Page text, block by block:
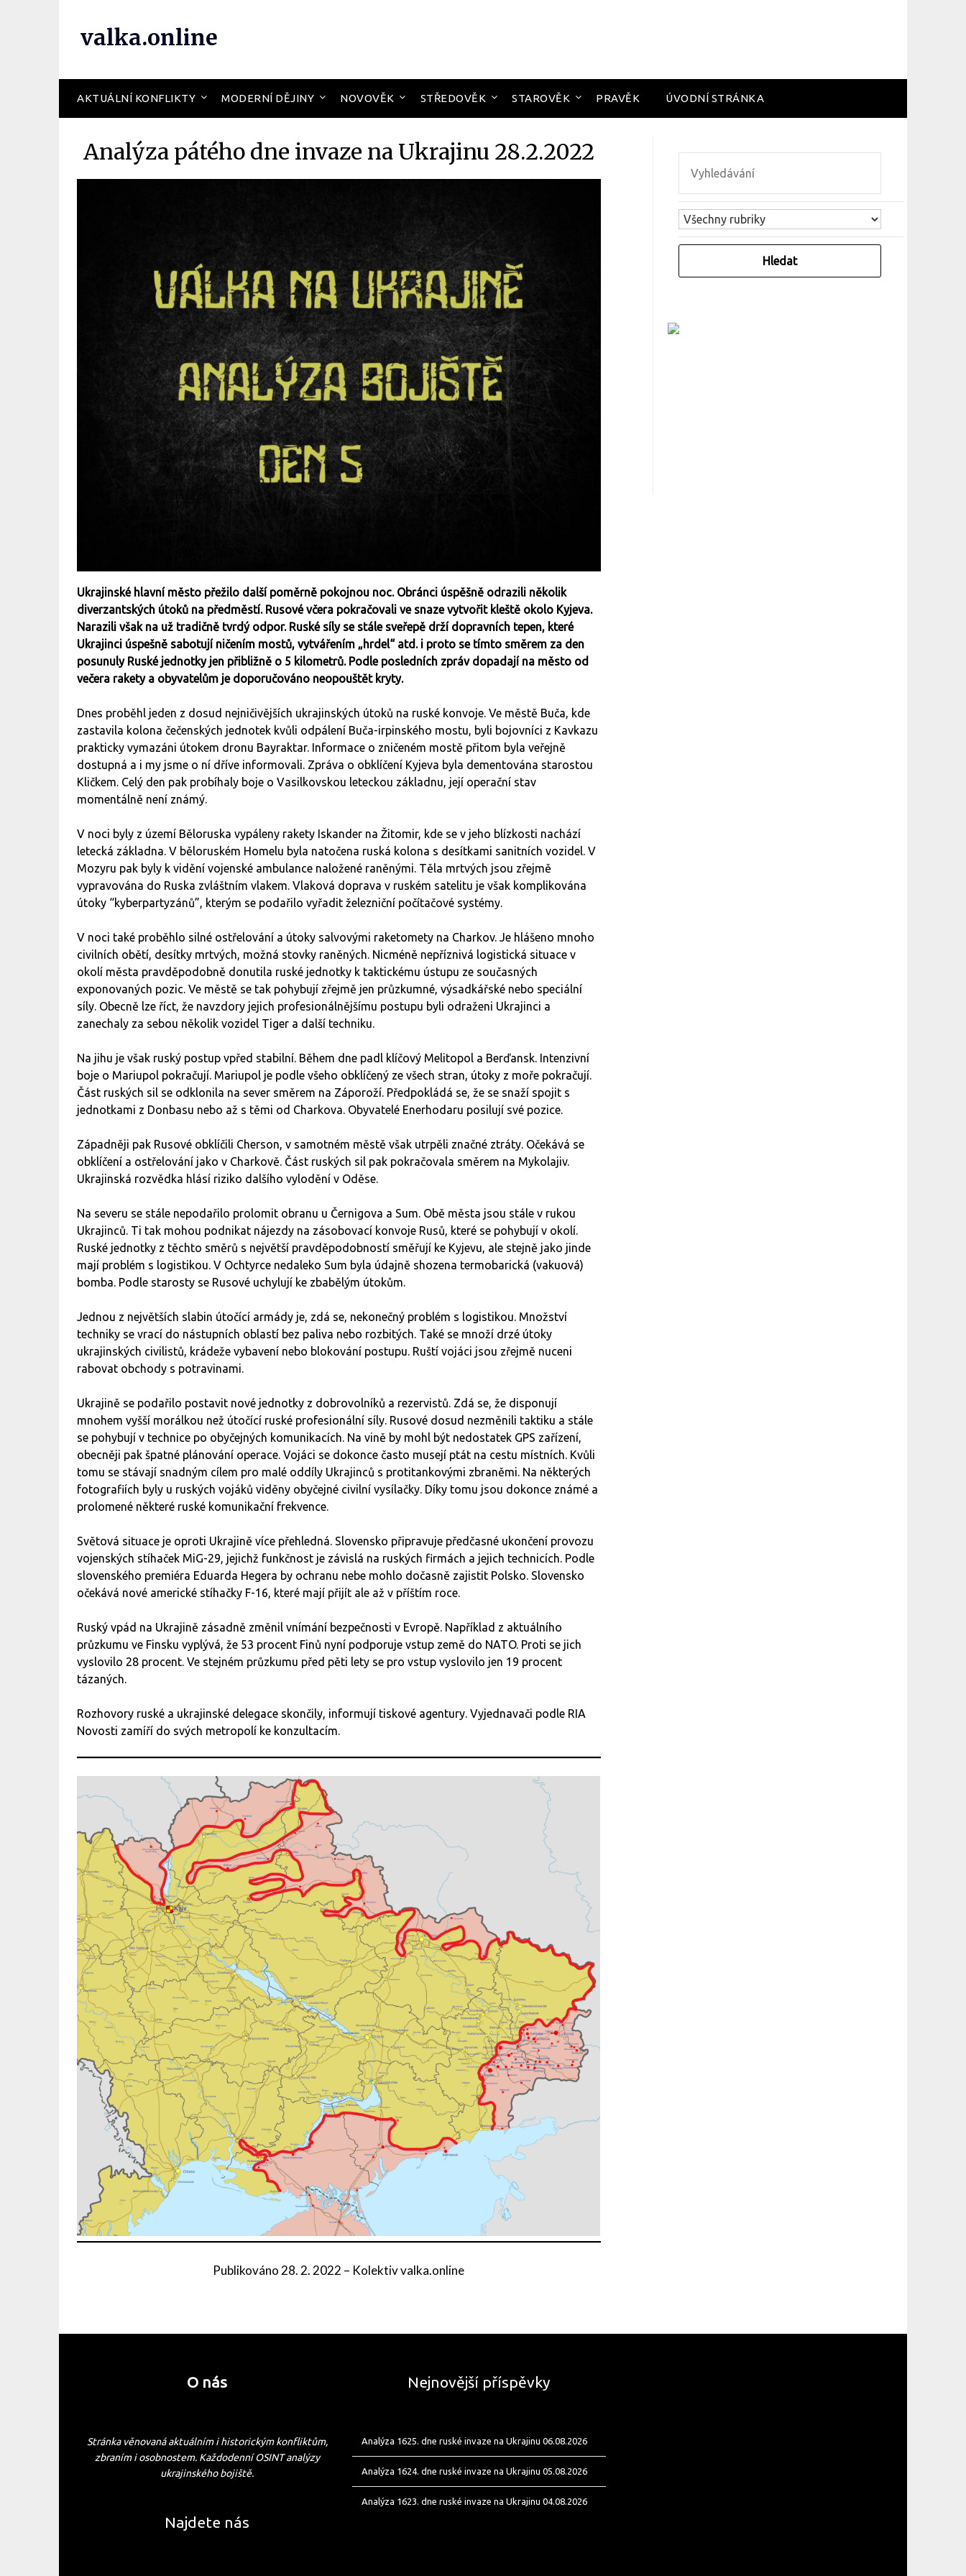
valka.online
AKTUÁLNÍ KONFLIKTY MODERNÍ DĚJINY NOVOVĚK STŘEDOVĚK STAROVĚK PRAVĚK ÚVODNÍ STRÁNKA
Analýza pátého dne invaze na Ukrajinu 28.2.2022
Ukrajinské hlavní město přežilo další poměrně pokojnou noc. Obránci úspěšně odrazili několik
diverzantských útoků na předměstí. Rusové včera pokračovali ve snaze vytvořit kleště okolo Kyjeva.
Narazili však na už tradičně tvrdý odpor. Ruské síly se stále sveřepě drží dopravních tepen, které
Ukrajinci úspešně sabotují ničením mostů, vytvářením „hrdel“ atd. i proto se tímto směrem za den
posunuly Ruské jednotky jen přibližně o 5 kilometrů. Podle posledních zpráv dopadají na město od
večera rakety a obyvatelům je doporučováno neopouštět kryty.
Dnes proběhl jeden z dosud nejničivějších ukrajinských útoků na ruské konvoje. Ve městě Buča, kde
zastavila kolona čečenských jednotek kvůli odpálení Buča-irpinského mostu, byli bojovníci z Kavkazu
prakticky vymazáni útokem dronu Bayraktar. Informace o zničeném mostě přitom byla veřejně
dostupná a i my jsme o ní dříve informovali. Zpráva o obklíčení Kyjeva byla dementována starostou
Kličkem. Celý den pak probíhaly boje o Vasilkovskou leteckou základnu, její operační stav
momentálně není známý.
V noci byly z území Běloruska vypáleny rakety Iskander na Žitomir, kde se v jeho blízkosti nachází
letecká základna. V běloruském Homelu byla natočena ruská kolona s desítkami sanitních vozidel. V
Mozyru pak byly k vidění vojenské ambulance naložené raněnými. Těla mrtvých jsou zřejmě
vypravována do Ruska zvláštním vlakem. Vlaková doprava v ruském satelitu je však komplikována
útoky “kyberpartyzánů”, kterým se podařilo vyřadit železniční počítačové systémy.
V noci také proběhlo silné ostřelování a útoky salvovými raketomety na Charkov. Je hlášeno mnoho
civilních obětí, desítky mrtvých, možná stovky raněných. Nicméně nepříznivá logistická situace v
okolí města pravděpodobně donutila ruské jednotky k taktickému ústupu ze současných
exponovaných pozic. Ve městě se tak pohybují zřejmě jen průzkumné, výsadkářské nebo speciální
síly. Obecně lze říct, že navzdory jejich profesionálnějšímu postupu byli odraženi Ukrajinci a
zanechaly za sebou několik vozidel Tiger a další techniku.
Na jihu je však ruský postup vpřed stabilní. Během dne padl klíčový Melitopol a Berďansk. Intenzivní
boje o Mariupol pokračují. Mariupol je podle všeho obklíčený ze všech stran, útoky z moře pokračují.
Část ruských sil se odklonila na sever směrem na Záporoží. Předpokládá se, že se snaží spojit s
jednotkami z Donbasu nebo až s těmi od Charkova. Obyvatelé Enerhodaru posilují své pozice.
Západněji pak Rusové obklíčili Cherson, v samotném městě však utrpěli značné ztráty. Očekává se
obklíčení a ostřelování jako v Charkově. Část ruských sil pak pokračovala směrem na Mykolajiv.
Ukrajinská rozvědka hlásí riziko dalšího vylodění v Oděse.
Na severu se stále nepodařilo prolomit obranu u Černigova a Sum. Obě města jsou stále v rukou
Ukrajinců. Ti tak mohou podnikat nájezdy na zásobovací konvoje Rusů, které se pohybují v okolí.
Ruské jednotky z těchto směrů s největší pravděpodobností směřují ke Kyjevu, ale stejně jako jinde
mají problém s logistikou. V Ochtyrce nedaleko Sum byla údajně shozena termobarická (vakuová)
bomba. Podle starosty se Rusové uchylují ke zbabělým útokům.
Jednou z největších slabin útočící armády je, zdá se, nekonečný problém s logistikou. Množství
techniky se vrací do nástupních oblastí bez paliva nebo rozbitých. Také se množí drzé útoky
ukrajinských civilistů, krádeže vybavení nebo blokování postupu. Ruští vojáci jsou zřejmě nuceni
rabovat obchody s potravinami.
Ukrajině se podařilo postavit nové jednotky z dobrovolníků a rezervistů. Zdá se, že disponují
mnohem vyšší morálkou než útočící ruské profesionální síly. Rusové dosud nezměnili taktiku a stále
se pohybují v technice po obyčejných komunikacích. Na vině by mohl být nedostatek GPS zařízení,
obecněji pak špatné plánování operace. Vojáci se dokonce často musejí ptát na cestu místních. Kvůli
tomu se stávají snadným cílem pro malé oddíly Ukrajinců s protitankovými zbraněmi. Na některých
fotografiích byly u ruských vojáků viděny obyčejné civilní vysílačky. Díky tomu jsou dokonce známé a
prolomené některé ruské komunikační frekvence.
Světová situace je oproti Ukrajině více přehledná. Slovensko připravuje předčasné ukončení provozu
vojenských stíhaček MiG-29, jejichž funkčnost je závislá na ruských firmách a jejich technicích. Podle
slovenského premiéra Eduarda Hegera by ochranu nebe mohlo dočasně zajistit Polsko. Slovensko
očekává nové americké stíhačky F-16, které mají přijít ale až v příštím roce.
Ruský vpád na Ukrajině zásadně změnil vnímání bezpečnosti v Evropě. Například z aktuálního
průzkumu ve Finsku vyplývá, že 53 procent Finů nyní podporuje vstup země do NATO. Proti se jich
vyslovilo 28 procent. Ve stejném průzkumu před pěti lety se pro vstup vyslovilo jen 19 procent
tázaných.
Rozhovory ruské a ukrajinské delegace skončily, informují tiskové agentury. Vyjednavači podle RIA
Novosti zamíří do svých metropolí ke konzultacím.
Publikováno 28. 2. 2022 – Kolektiv valka.online
O nás
Stránka věnovaná aktuálním i historickým konfliktům,
zbraním i osobnostem. Každodenní OSINT analýzy
ukrajinského bojiště.
Najdete nás
Nejnovější příspěvky
Analýza 1625. dne ruské invaze na Ukrajinu 06.08.2026
Analýza 1624. dne ruské invaze na Ukrajinu 05.08.2026
Analýza 1623. dne ruské invaze na Ukrajinu 04.08.2026